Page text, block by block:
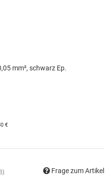
mm², schwarz Ep.
€
Frage zum Artikel